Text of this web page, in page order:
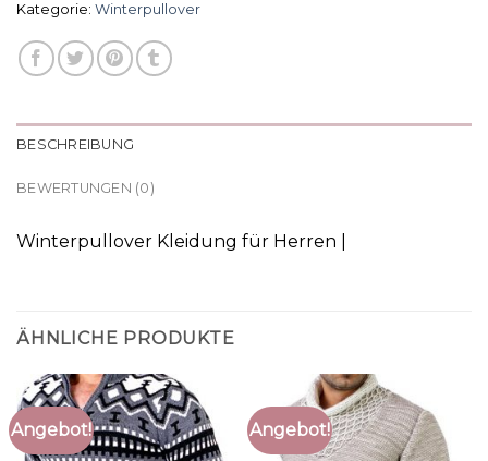
Kategorie: Winterpullover
BESCHREIBUNG
BEWERTUNGEN (0)
Winterpullover Kleidung für Herren |
ÄHNLICHE PRODUKTE
Angebot! Angebot!